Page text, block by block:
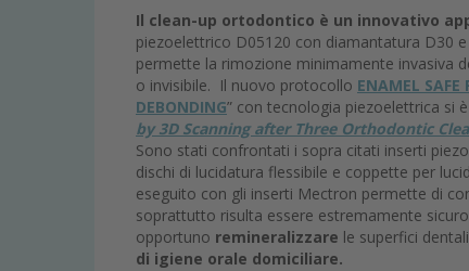
Il clean-up ortodontico è un innovativo
piezoelettrico D05120 con diamantatura D30
permette la rimozione minimamente invasiva
o invisibile. Il nuovo protocollo ENAMEL SAFE
DEBONDING” con tecnologia piezoelettrica si
by 3D Scanning after Three Orthodontic
Sono stati confrontati i sopra citati inserti
dischi di lucidatura flessibile e coppette per
eseguito con gli inserti Mectron permette di
soprattutto risulta essere estremamente
opportuno remineralizzare le superfici
di igiene orale domiciliare.